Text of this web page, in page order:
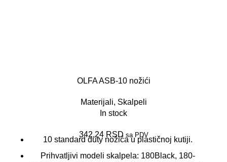
OLFA ASB-10 nožići
Materijali, Skalpeli
In stock
342,24 RSD sa PDV
10 standard duty nožića u plastičnoj kutiji.
Prihvatljivi modeli skalpela: 180Black, 180-